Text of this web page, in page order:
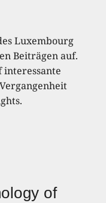
Luxembourg
Beiträgen auf.
interessante
of